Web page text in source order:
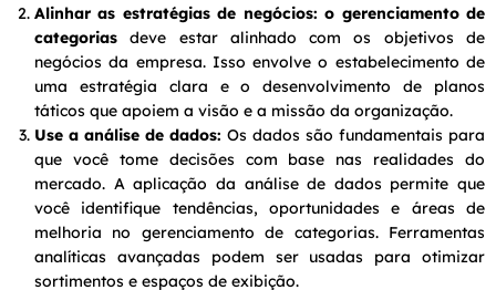
Alinhar as estratégias de negócios: o gerenciamento de
categorias deve estar alinhado com os objetivos de
negócios da empresa. Isso envolve o estabelecimento de
uma estratégia clara e o desenvolvimento de planos
táticos que apoiem a visão e a missão da organização.
Use a análise de dados: Os dados são fundamentais para
que você tome decisões com base nas realidades do
mercado. A aplicação da análise de dados permite que
você identifique tendências, oportunidades e áreas de
melhoria no gerenciamento de categorias. Ferramentas
analíticas avançadas podem ser usadas para otimizar
sortimentos e espaços de exibição.